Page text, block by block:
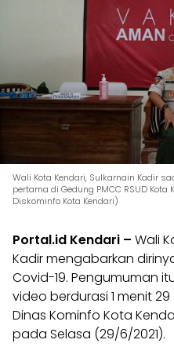
Wali Kota Kendari, Sulkarnain Kadir
pertama di Gedung PMCC RSUD Kota
Diskominfo Kota Kendari)
Portal.id Kendari – Wali
Kadir mengabarkan
Covid-19. Pengumuman
video berdurasi 1 menit
Dinas Kominfo Kota
pada Selasa (29/6/2021).